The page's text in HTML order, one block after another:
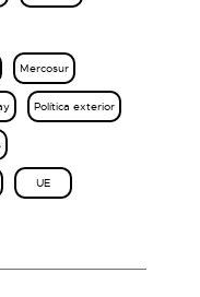
Mercosur
Política exterior
UE